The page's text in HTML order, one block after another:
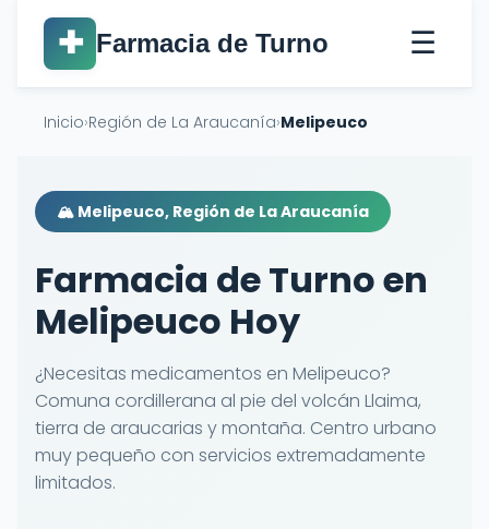
✚ Farmacia de Turno ☰
Inicio›Región de La Araucanía›Melipeuco
🏔️ Melipeuco, Región de La Araucanía
Farmacia de Turno en
Melipeuco Hoy
¿Necesitas medicamentos en Melipeuco?
Comuna cordillerana al pie del volcán Llaima,
tierra de araucarias y montaña. Centro urbano
muy pequeño con servicios extremadamente
limitados.